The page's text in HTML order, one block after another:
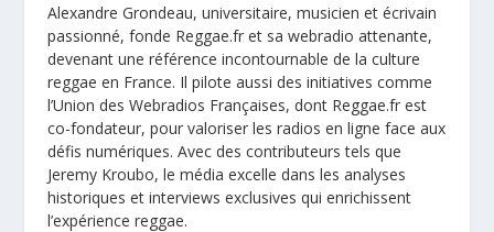
Alexandre Grondeau, universitaire, musicien et écrivain
passionné, fonde Reggae.fr et sa webradio attenante,
devenant une référence incontournable de la culture
reggae en France. Il pilote aussi des initiatives comme
l’Union des Webradios Françaises, dont Reggae.fr est
co-fondateur, pour valoriser les radios en ligne face aux
défis numériques. Avec des contributeurs tels que
Jeremy Kroubo, le média excelle dans les analyses
historiques et interviews exclusives qui enrichissent
l’expérience reggae.